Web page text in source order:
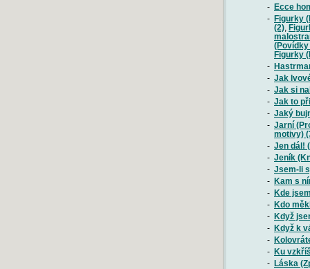
- Ecce
- Figurky
(2),
Figurky
-
- Jak
- Jak si
- Jak to
- Jaký
- Jarní
motivy)
- Jen dál!
- Jeník
- Jsem-li
- Kam s
- Kde
- Kdo
- Když
- Když k
-
- Ku
- Láska